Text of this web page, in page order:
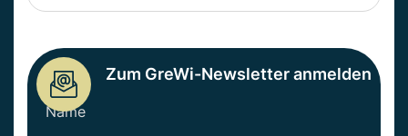
Zum GreWi-Newsletter anmelden